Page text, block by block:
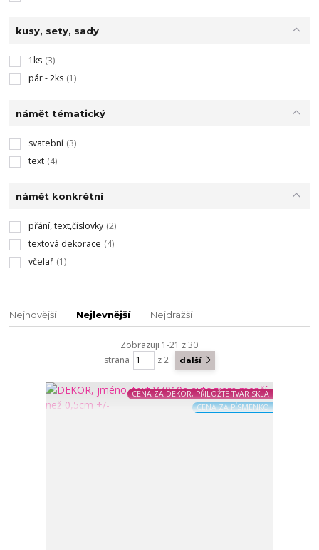
kusy, sety, sady
1ks (3)
pár - 2ks (1)
námět tématický
svatební (3)
text (4)
námět konkrétní
přání, text,číslovky (2)
textová dekorace (4)
včelař (1)
Nejnovější Nejlevnější Nejdražší
Zobrazuji 1-21 z 30
strana
z 2 další
CENA ZA DEKOR, PŘILOŽTE TVAR SKLA
CENA ZA PÍSMENKO